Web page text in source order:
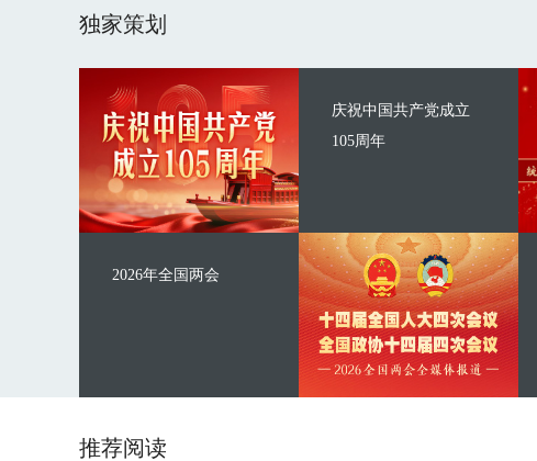
独家策划
庆祝中国共产党成立
105周年
2026年全国两会
推荐阅读